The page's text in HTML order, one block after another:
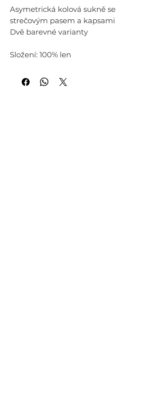
Asymetrická kolová sukně se
strečovým pasem a kapsami
Dvě barevné varianty
Složení: 100% len